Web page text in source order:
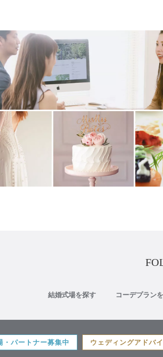
結婚式場を探す コーデプラン
・パートナー募集中 ウェディングアドバ